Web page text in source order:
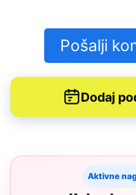
Pošalji
Dodaj
Aktivne